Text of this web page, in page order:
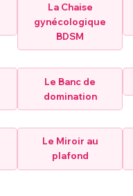
La Chaise
gynécologique
BDSM
Le Banc de
domination
Le Miroir au
plafond